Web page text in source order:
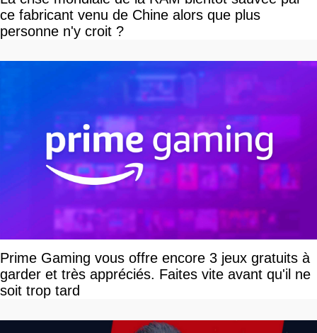
ce fabricant venu de Chine alors que plus
personne n'y croit ?
Prime Gaming vous offre encore 3 jeux gratuits à
garder et très appréciés. Faites vite avant qu'il ne
soit trop tard